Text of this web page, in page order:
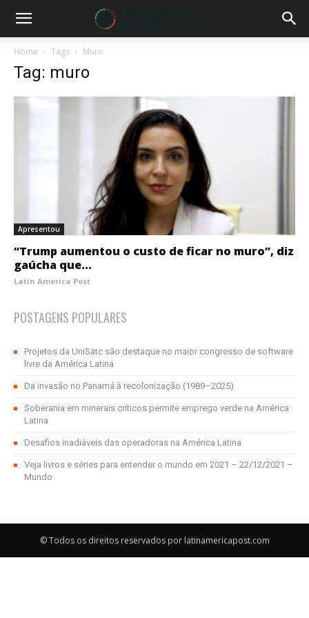
Home Tags Muro
Tag: muro
Apresentou
“Trump aumentou o custo de ficar no muro”, diz
gaúcha que...
Latin America Post
POSTAGENS POPULARES
Projetos da UniSatc são destaque no maior congresso de software
livre da América Latina
Da invasão no Panamá à recolonização (1989–2025)
Soberania em minerais críticos permite emprego verde na América
Latina
Desafios inadiáveis das operadoras na América Latina
Veja livros e séries para entender o mundo em 2021 – 22/12/2021 –
Mundo
© Todos os direitos reservados por latinamericapost.com